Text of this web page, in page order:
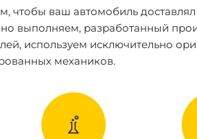
чтобы ваш автомобиль
выполняем, разработанный
используем исключительно
механиков.